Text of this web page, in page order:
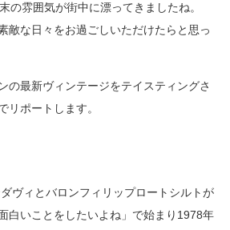
の雰囲気が街中に漂ってきましたね。
敵な日々をお過ごしいただけたらと思っ
の最新ヴィンテージをテイスティングさ
リポートします。
ヴィとバロンフィリップロートシルトが
白いことをしたいよね」で始まり1978年